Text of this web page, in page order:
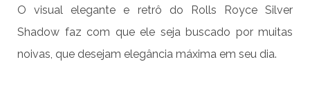
O visual elegante e retrô do Rolls Royce Silver
Shadow faz com que ele seja buscado por muitas
noivas, que desejam elegância máxima em seu dia.